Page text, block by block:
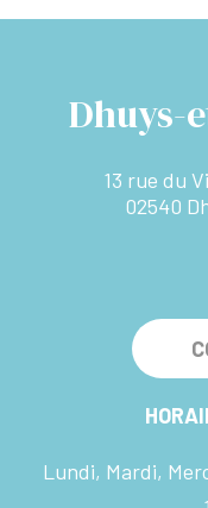
Dhuys-
13 rue du
02540
Lundi, Mardi,